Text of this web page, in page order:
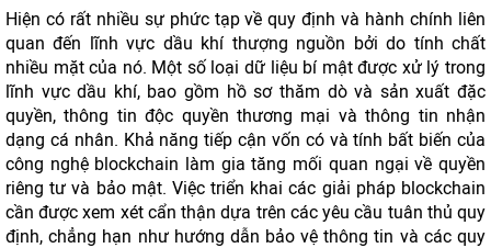
Hiện có rất nhiều sự phức tạp về quy định và hành chính liên
quan đến lĩnh vực dầu khí thượng nguồn bởi do tính chất
nhiều mặt của nó. Một số loại dữ liệu bí mật được xử lý trong
lĩnh vực dầu khí, bao gồm hồ sơ thăm dò và sản xuất đặc
quyền, thông tin độc quyền thương mại và thông tin nhận
dạng cá nhân. Khả năng tiếp cận vốn có và tính bất biến của
công nghệ blockchain làm gia tăng mối quan ngại về quyền
riêng tư và bảo mật. Việc triển khai các giải pháp blockchain
cần được xem xét cẩn thận dựa trên các yêu cầu tuân thủ quy
định, chẳng hạn như hướng dẫn bảo vệ thông tin và các quy